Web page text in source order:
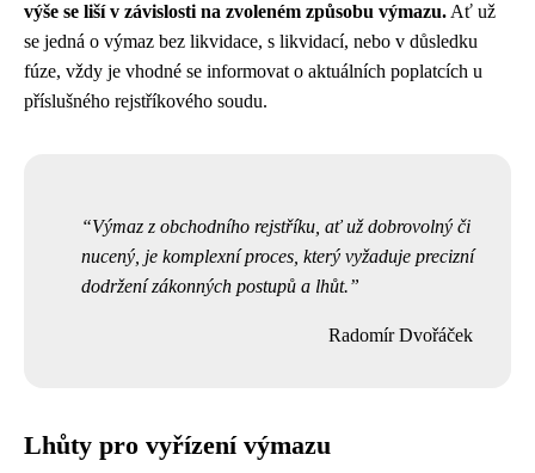
výše se liší v závislosti na zvoleném způsobu výmazu. Ať už
se jedná o výmaz bez likvidace, s likvidací, nebo v důsledku
fúze, vždy je vhodné se informovat o aktuálních poplatcích u
příslušného rejstříkového soudu.
Výmaz z obchodního rejstříku, ať už dobrovolný či
nucený, je komplexní proces, který vyžaduje precizní
dodržení zákonných postupů a lhůt.
Radomír Dvořáček
Lhůty pro vyřízení výmazu